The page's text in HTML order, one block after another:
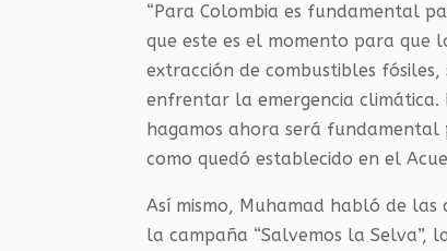
“Para Colombia es fundamental
que este es el momento para que
extracción de combustibles
enfrentar la emergencia climática.
hagamos ahora será
como quedó establecido en el
Así mismo, Muhamad habló de
la campaña “Salvemos la